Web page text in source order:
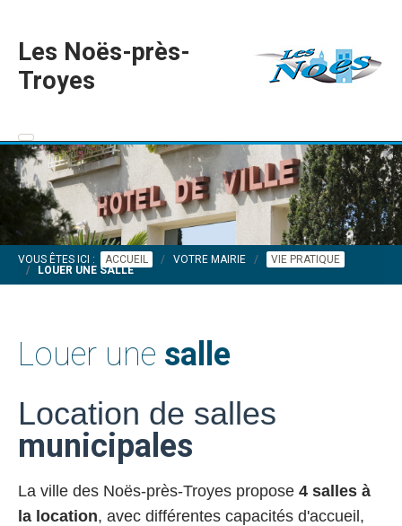
Les Noës-près-
Troyes
VOUS ÊTES ICI : ACCUEIL VOTRE MAIRIE
VIE PRATIQUE
LOUER UNE SALLE
Louer une salle
Location de salles
municipales
La ville des Noës-près-Troyes propose 4 salles à
la location, avec différentes capacités d'accueil,